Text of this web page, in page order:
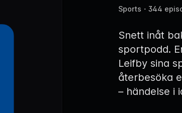
Sports ・ 344
Snett inåt
sportpodd.
Leifby sina
återbesöka
– händelse i